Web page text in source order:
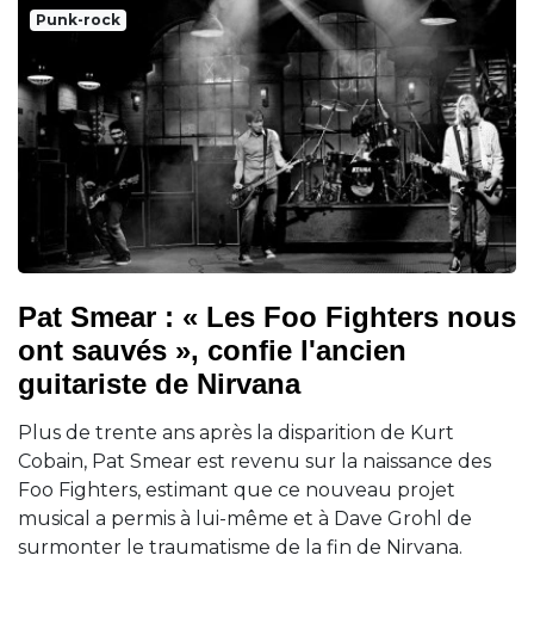
Punk-rock
Pat Smear : « Les Foo Fighters nous
ont sauvés », confie l'ancien
guitariste de Nirvana
Plus de trente ans après la disparition de Kurt
Cobain, Pat Smear est revenu sur la naissance des
Foo Fighters, estimant que ce nouveau projet
musical a permis à lui-même et à Dave Grohl de
surmonter le traumatisme de la fin de Nirvana.